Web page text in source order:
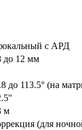
c АРД
до 12 мм
до 113.5° (на
м
(для